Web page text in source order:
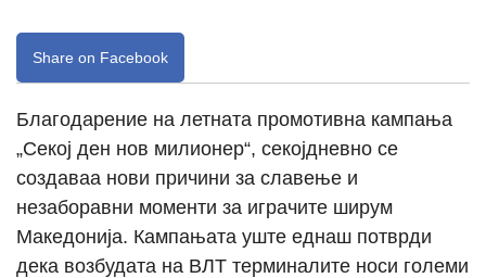
Share on Facebook
Благодарение на летната промотивна кампања
„Секој ден нов милионер“, секојдневно се
создаваа нови причини за славење и
незаборавни моменти за играчите ширум
Македонија. Кампањата уште еднаш потврди
дека возбудата на ВЛТ терминалите носи големи